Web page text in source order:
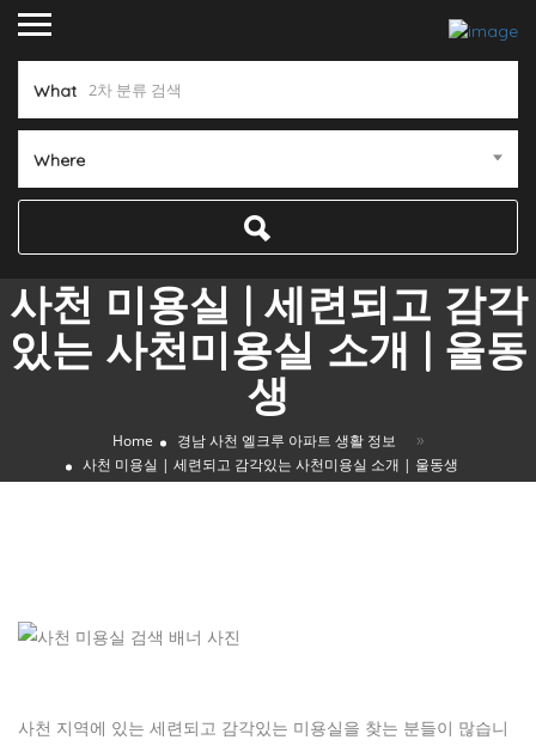
What
Where
사천 미용실 | 세련되고 감각
있는 사천미용실 소개 | 울동
생
Home 경남 사천 엘크루 아파트 생활 정보 »
사천 미용실 | 세련되고 감각있는 사천미용실 소개 | 울동생
사천 지역에 있는 세련되고 감각있는 미용실을 찾는 분들이 많습니